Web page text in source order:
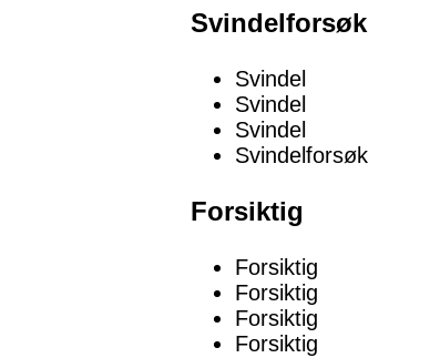
Svindelforsøk
Svindel
Svindel
Svindel
Svindelforsøk
Forsiktig
Forsiktig
Forsiktig
Forsiktig
Forsiktig